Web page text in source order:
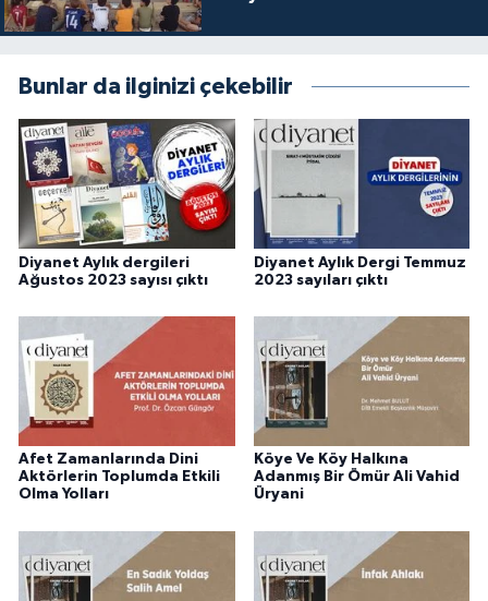
Bunlar da ilginizi çekebilir
Diyanet Aylık dergileri
Ağustos 2023 sayısı çıktı
Diyanet Aylık Dergi Temmuz
2023 sayıları çıktı
Afet Zamanlarında Dini
Aktörlerin Toplumda Etkili
Olma Yolları
Köye Ve Köy Halkına
Adanmış Bir Ömür Ali Vahid
Üryani